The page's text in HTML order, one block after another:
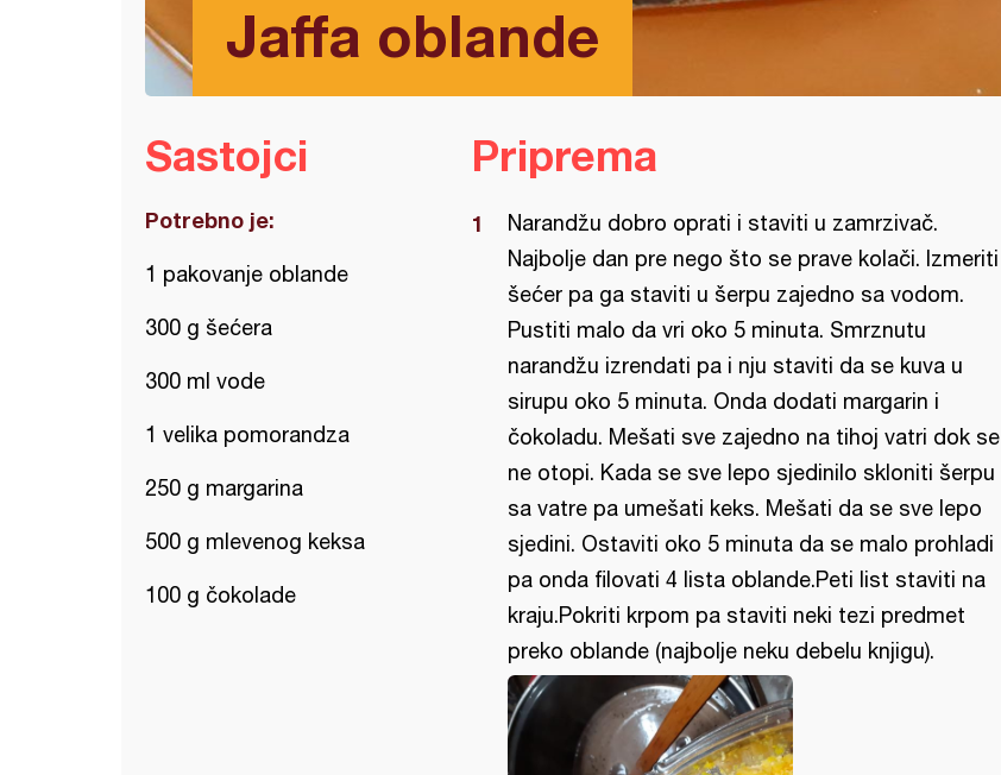
Jaffa oblande
Sastojci
Potrebno je:
1 pakovanje oblande
300 g šećera
300 ml vode
1 velika pomorandza
250 g margarina
500 g mlevenog keksa
100 g čokolade
Priprema
Narandžu dobro oprati i staviti u zamrzivač.
Najbolje dan pre nego što se prave kolači. Izmeriti
šećer pa ga staviti u šerpu zajedno sa vodom.
Pustiti malo da vri oko 5 minuta. Smrznutu
narandžu izrendati pa i nju staviti da se kuva u
sirupu oko 5 minuta. Onda dodati margarin i
čokoladu. Mešati sve zajedno na tihoj vatri dok se
ne otopi. Kada se sve lepo sjedinilo skloniti šerpu
sa vatre pa umešati keks. Mešati da se sve lepo
sjedini. Ostaviti oko 5 minuta da se malo prohladi
pa onda filovati 4 lista oblande.Peti list staviti na
kraju.Pokriti krpom pa staviti neki tezi predmet
preko oblande (najbolje neku debelu knjigu).